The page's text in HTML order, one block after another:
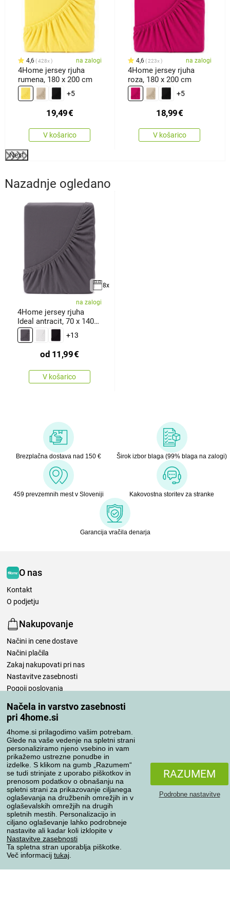
Načela in varstvo zasebnosti
pri 4home.si
4home.si prilagodimo vašim potrebam.
Glede na vaše vedenje na spletni strani
personaliziramo njeno vsebino in vam
prikažemo ustrezne ponudbe in
izdelke. S klikom na gumb „Razumem“
se tudi strinjate z uporabo piškotkov in
prenosom podatkov o obnašanju na
spletni strani za prikazovanje ciljanega
oglaševanja na družbenih omrežjih in v
oglaševalskih omrežjih na drugih
spletnih mestih. Personalizacijo in
ciljano oglaševanje lahko podrobneje
nastavite ali kadar koli izklopite v
Nastavitve zasebnosti
Ta spletna stran uporablja piškotke.
Več informacij tukaj
RAZUMEM
Podrobne nastavitve
4,6 428x na zalogi
4Home jersey rjuha
rumena, 180 x 200 cm
+5
19,49€
V košarico
4,6 223x na zalogi
4Home jersey rjuha
roza, 180 x 200 cm
+5
18,99€
V košarico
Next
Nazadnje ogledano
8x
na zalogi
4Home jersey rjuha
Ideal antracit, 70 x 140
cm
+13
od 11,99€
V košarico
Brezplačna dostava nad 150 € Širok izbor blaga (99% blaga na zalogi)
459 prevzemnih mest v Sloveniji Kakovostna storitev za stranke
Garancija vračila denarja
O nas
Kontakt
O podjetju
Nakupovanje
Načini in cene dostave
Načini plačila
Zakaj nakupovati pri nas
Nastavitve zasebnosti
Pogoji poslovanja
Vaša naročila
Moj račun
Pregled naročil
Reklamacija
Odstop od kupoprodajne pogodbe
Pravila obdelave ocen
Načini prevoza
Načini plačila